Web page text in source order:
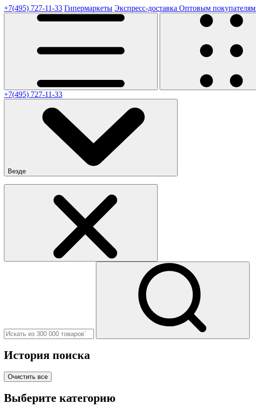
+7(495) 727-11-33 Гипермаркеты Экспресс-доставка Оптовым покупателям
+7(495) 727-11-33
Везде
История поиска
Очистить все
Выберите категорию